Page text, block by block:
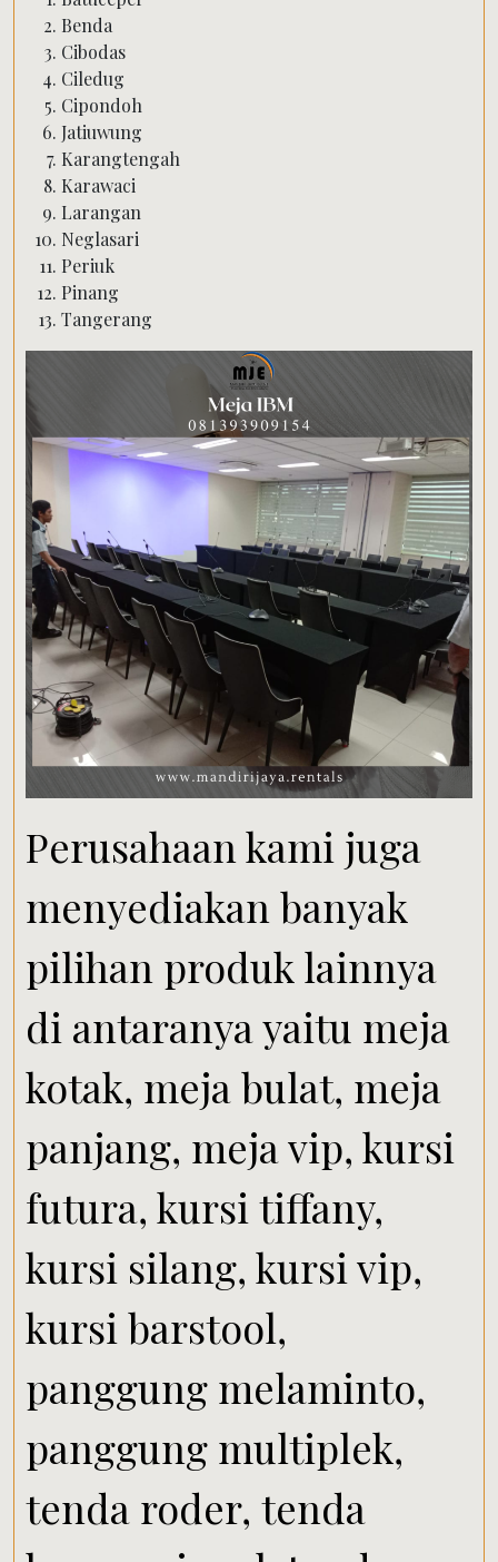
Benda
Cibodas
Ciledug
Cipondoh
Jatiuwung
Karangtengah
Karawaci
Larangan
Neglasari
Periuk
Pinang
Tangerang
Perusahaan kami juga
menyediakan banyak
pilihan produk lainnya
di antaranya yaitu meja
kotak, meja bulat, meja
panjang, meja vip, kursi
futura, kursi tiffany,
kursi silang, kursi vip,
kursi barstool,
panggung melaminto,
panggung multiplek,
tenda roder, tenda